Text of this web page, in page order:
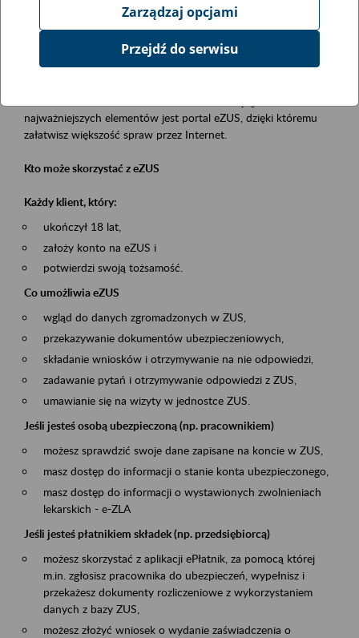
Opis wydarzenia
Platforma Usług Elektronicznych eZUS
najważniejszych elementów jest portal eZUS, dzięki któremu
załatwisz większość spraw przez Internet.
Kto może skorzystać z eZUS
Każdy klient, który:
ukończył 18 lat,
założy konto na eZUS i
potwierdzi swoją tożsamość.
Co umożliwia eZUS
wgląd do danych zgromadzonych w ZUS,
przekazywanie dokumentów ubezpieczeniowych,
składanie wniosków i otrzymywanie na nie odpowiedzi,
zadawanie pytań i otrzymywanie odpowiedzi z ZUS,
umawianie się na wizyty w jednostce ZUS.
Jeśli jesteś osobą ubezpieczoną (np. pracownikiem)
możesz sprawdzić swoje dane zapisane na koncie w ZUS,
masz dostęp do informacji o stanie konta ubezpieczonego,
masz dostęp do informacji o wystawionych zwolnieniach
lekarskich - e-ZLA
Jeśli jesteś płatnikiem składek (np. przedsiębiorcą)
możesz skorzystać z aplikacji ePłatnik, za pomocą której
m.in. zgłosisz pracownika do ubezpieczeń, wypełnisz i
przekażesz dokumenty rozliczeniowe z wykorzystaniem
danych z bazy ZUS,
możesz złożyć wniosek o wydanie zaświadczenia o
Zarządzaj opcjami
Przejdź do serwisu